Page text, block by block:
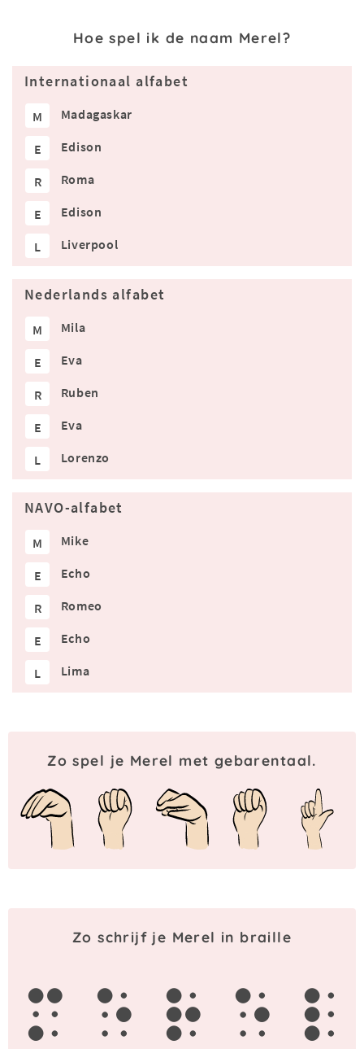
Hoe spel ik de naam Merel?
Internationaal alfabet
M Madagaskar
E Edison
R Roma
E Edison
L Liverpool
Nederlands alfabet
M Mila
E Eva
R Ruben
E Eva
L Lorenzo
NAVO-alfabet
M Mike
E Echo
R Romeo
E Echo
L Lima
Zo spel je Merel met gebarentaal.
Zo schrijf je Merel in braille
m e r e l